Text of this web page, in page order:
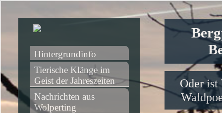
Oder ist
Hintergrundinfo
Tierische Klänge im
Geist der Jahreszeiten
Nachrichten aus
Wolperting